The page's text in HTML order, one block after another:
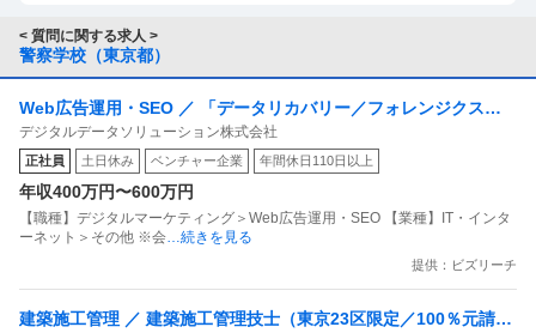
< 質問に関する求人 >
警察学校（東京都）
Web広告運用・SEO ／ 「データリカバリー／フォレンジクス」
マーケティング
デジタルデータソリューション株式会社
正社員 土日休み ベンチャー企業 年間休日110日以上
年収400万円〜600万円
【職種】デジタルマーケティング＞Web広告運用・SEO 【業種】IT・インタ
ーネット＞その他 ※会…続きを見る
提供：ビズリーチ
建築施工管理 ／ 建築施工管理技士（東京23区限定／100％元請け